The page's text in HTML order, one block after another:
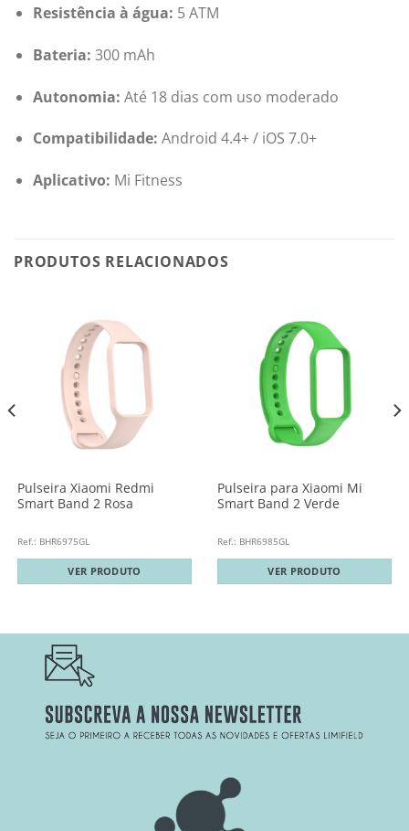
Resistência à água: 5 ATM
Bateria: 300 mAh
Autonomia: Até 18 dias com uso moderado
Compatibilidade: Android 4.4+ / iOS 7.0+
Aplicativo: Mi Fitness
PRODUTOS RELACIONADOS
Pulseira Xiaomi Redmi
Smart Band 2 Rosa
Ref.: BHR6975GL
VER PRODUTO
Pulseira para Xiaomi Mi
Smart Band 2 Verde
Ref.: BHR6985GL
VER PRODUTO